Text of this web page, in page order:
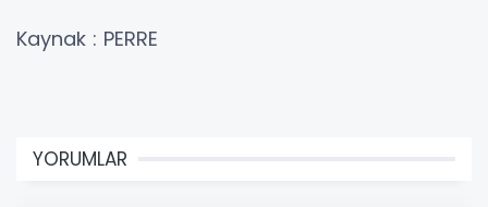
Kaynak : PERRE
YORUMLAR